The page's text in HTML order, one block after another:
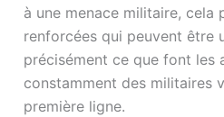
à une menace militaire,
renforcées qui peuvent être
précisément ce que font les
constamment des militaires
première ligne.